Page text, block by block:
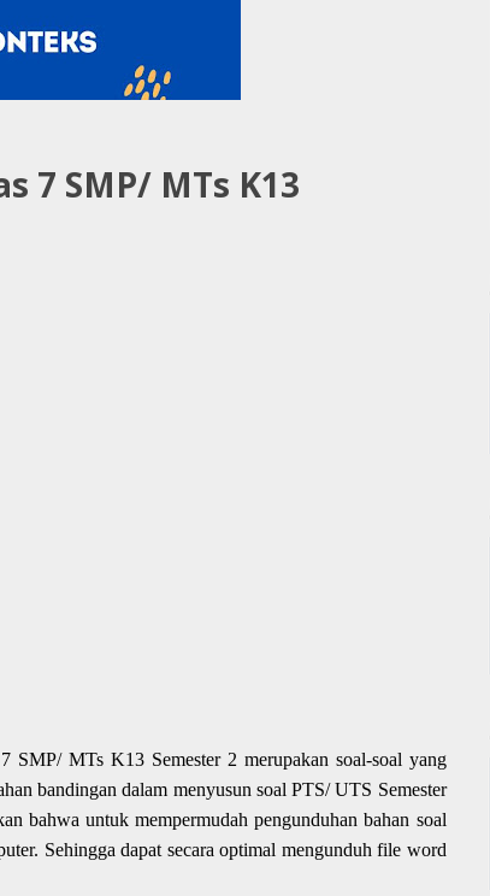
7 SMP/ MTs K13
SMP/ MTs K13 Semester 2 merupakan soal-soal yang
bandingan dalam menyusun soal PTS/ UTS Semester
bahwa untuk mempermudah pengunduhan bahan soal
Sehingga dapat secara optimal mengunduh file word